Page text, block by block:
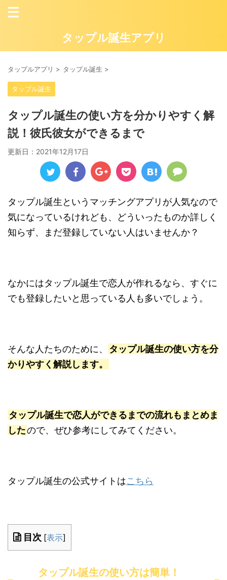
タップル誕生アプリ
タップルアプリ > タップル誕生 >
タップル誕生
タップル誕生の使い方を分かりやすく解
説！彼氏彼女ができるまで
更新日： 2021年12月17日
タップル誕生というマッチングアプリが人気なので
気になっているけれども、どういったものか詳しく
知らず、まだ登録していない人はいませんか？
なかにはタップル誕生で恋人が作れるなら、すぐに
でも登録したいと思っている人も多いでしょう。
そんな人たちのために、
タップル誕生の使い方を分
かりやすく解説します。
タップル誕生で恋人ができるまでの流れもまとめま
したので、ぜひ参考にしてみてください。
タップル誕生の公式サイトはこちら
目次 [表示]
タップル誕生の使い方は簡単！